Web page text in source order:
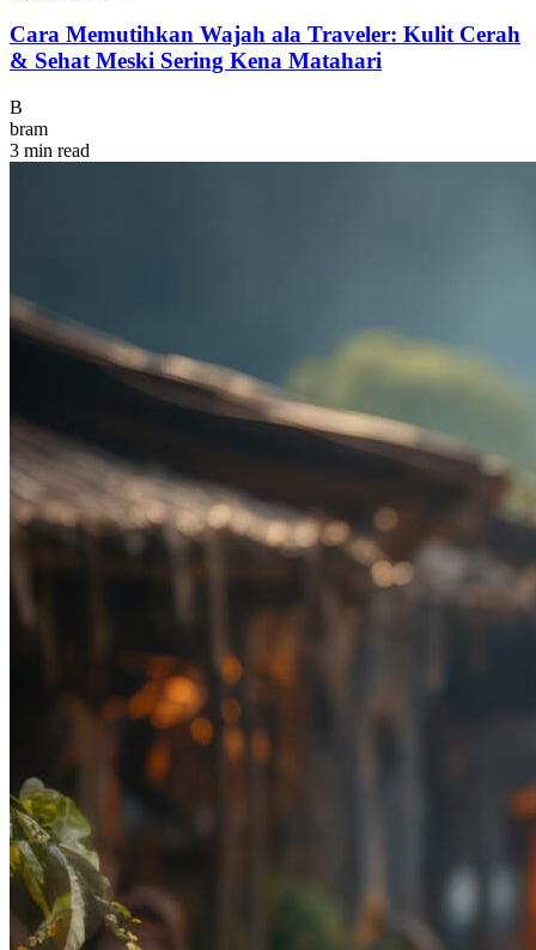
Cara Memutihkan Wajah ala Traveler: Kulit Cerah
& Sehat Meski Sering Kena Matahari
B
bram
3 min read